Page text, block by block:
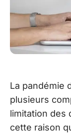
La pandémie
plusieurs
limitation des
cette raison